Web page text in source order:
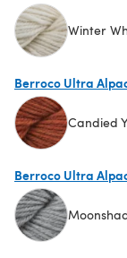
Winter
Berroco Ultra
Candied
Berroco Ultra